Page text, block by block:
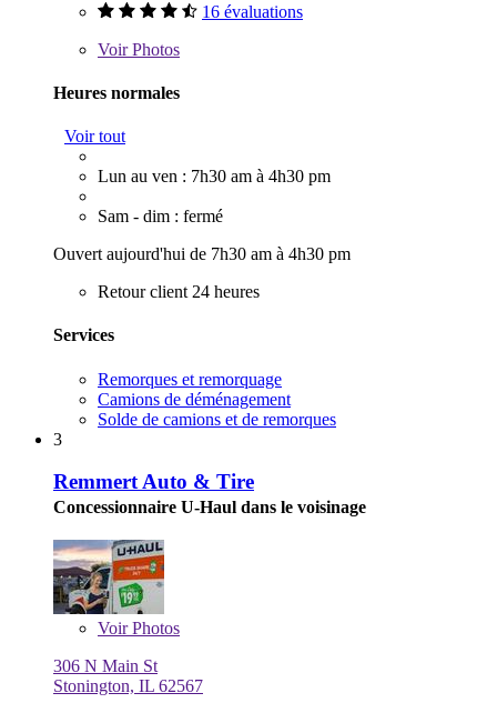
16 évaluations
VoirPhotos
Heures normales
Voir tout
Lun au ven : 7h30 am à 4h30 pm
Sam - dim : fermé
Ouvert aujourd'hui de 7h30 am à 4h30 pm
Retour client 24 heures
Services
Remorques et remorquage
Camions de déménagement
Solde de camions et de remorques
3
Remmert Auto & Tire
Concessionnaire U-Haul dans le voisinage
VoirPhotos
306 N Main St
Stonington, IL 62567